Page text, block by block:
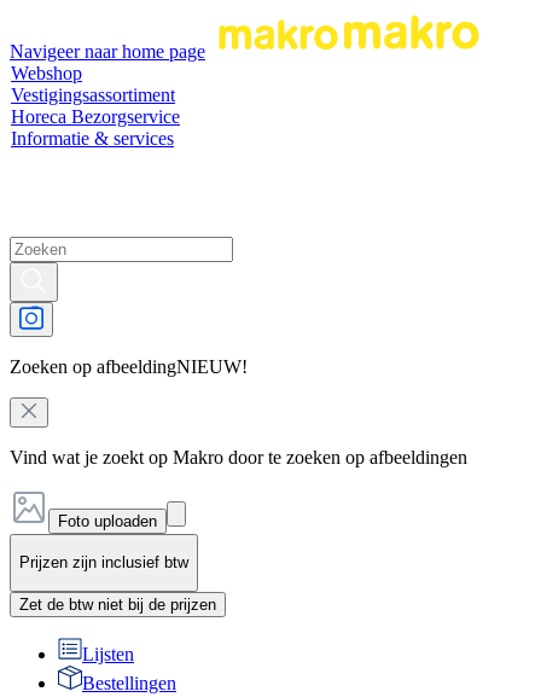
Navigeer naar home page
Webshop
Vestigingsassortiment
Horeca Bezorgservice
Informatie & services
Zoeken op afbeeldingNIEUW!
Vind wat je zoekt op Makro door te zoeken op afbeeldingen
Foto uploaden
Prijzen zijn inclusief btw
Zet de btw niet bij de prijzen
Lijsten
Bestellingen